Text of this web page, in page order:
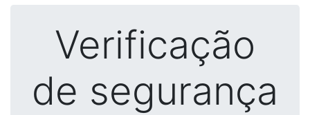
Verificação
de segurança